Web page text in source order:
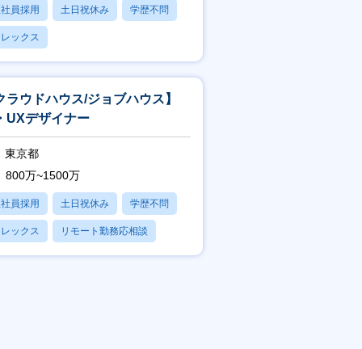
員採用 土日祝休み 学歴不問
ックス
ラウドハウス/ジョブハウス】
UXデザイナー
東京都
800万~1500万
員採用 土日祝休み 学歴不問
ックス リモート勤務応相談